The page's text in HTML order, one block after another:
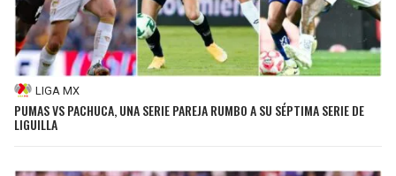
LIGA MX
PUMAS VS PACHUCA, UNA SERIE PAREJA RUMBO A SU SÉPTIMA SERIE DE
LIGUILLA